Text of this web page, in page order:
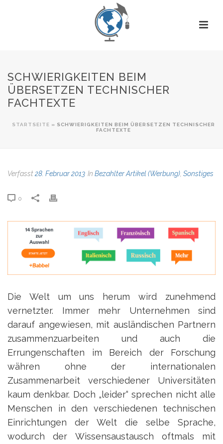
SCHWIERIGKEITEN BEIM
ÜBERSETZEN TECHNISCHER
FACHTEXTE
STARTSEITE » SCHWIERIGKEITEN BEIM ÜBERSETZEN TECHNISCHER
FACHTEXTE
Verfasst28. Februar 2013 In Bezahlter Artikel (Werbung) Sonstiges
0
Die Welt um uns herum wird zunehmend
vernetzter. Immer mehr Unternehmen sind
darauf angewiesen, mit ausländischen Partnern
zusammenzuarbeiten und auch die
Errungenschaften im Bereich der Forschung
währen ohne der internationalen
Zusammenarbeit verschiedener Universitäten
kaum denkbar. Doch „leider“ sprechen nicht alle
Menschen in den verschiedenen technischen
Einrichtungen der Welt die selbe Sprache,
wodurch der Wissensaustausch oftmals mit